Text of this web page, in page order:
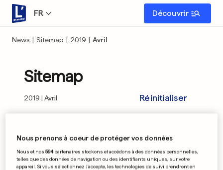
FR Découvrir
News | Sitemap | 2019 | Avril
Sitemap
2019 Avril Réinitialiser
10 11 12 13 14 15 16 17 18
Nous prenons à coeur de protéger vos données
Nous et nos594partenaires stockons et accédons à des données personnelles,
telles que des données de navigation ou des identifiants uniques, sur votre
appareil. Si vous sélectionnez J'accepte, les technologies de suivi prendront en